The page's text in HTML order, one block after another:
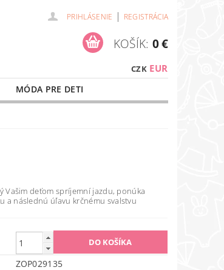
PRIHLÁSENIE | REGISTRÁCIA
CZK EUR
KOŠÍK: 0 €
MÓDA PRE DETI
Vašim deťom spríjemní jazdu, ponúka
a následnú úľavu krčnému svalstvu
ZOP029135